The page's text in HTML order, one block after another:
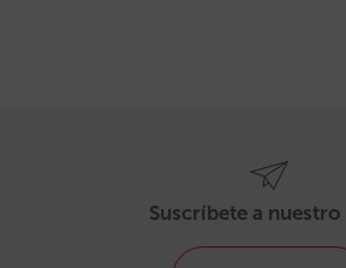
Suscríbete a